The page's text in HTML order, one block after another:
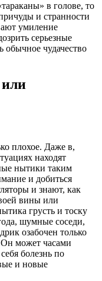
в голове, то
и странности
умиление
серьезные
обычное чудачество
плохое. Даже в,
находят
нытики таким
и добиться
и знают, как
вины или
грусть и тоску
шумные соседи,
озабочен только
может часами
болезнь по
и новые